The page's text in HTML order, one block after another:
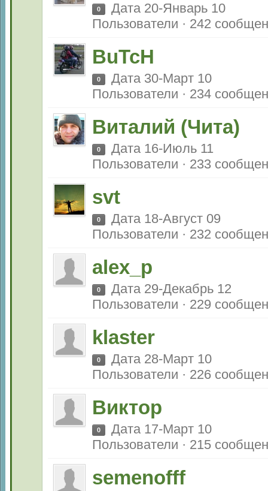
0
Дата 20-Январь 10
Пользователи · 242
BuTcH
0
Дата 30-Март 10
Пользователи · 234
Виталий (Чита)
0
Дата 16-Июль 11
Пользователи · 233
svt
0
Дата 18-Август 09
Пользователи · 232
alex_p
0
Дата 29-Декабрь 12
Пользователи · 229
klaster
0
Дата 28-Март 10
Пользователи · 226
Виктор
0
Дата 17-Март 10
Пользователи · 215
semenofff